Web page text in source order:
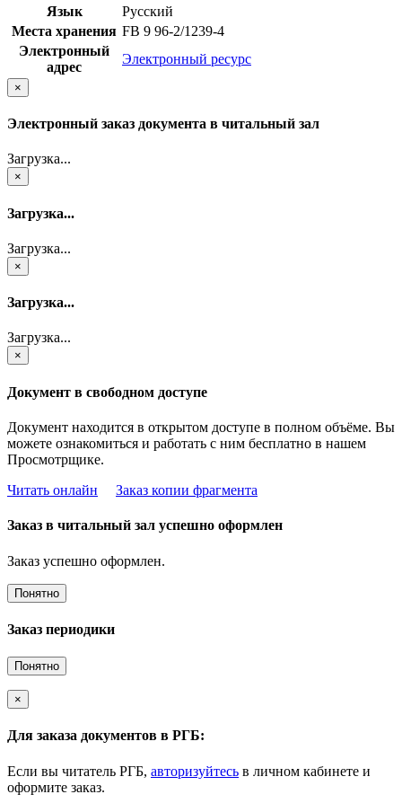
Язык
Русский
Места хранения FB 9 96-2/1239-4
Электронный
адрес
Электронный ресурс
×
Электронный заказ документа в читальный зал
Загрузка...
×
Загрузка...
Загрузка...
×
Загрузка...
Загрузка...
×
Документ в свободном доступе
Документ находится в открытом доступе в полном объёме. Вы
можете ознакомиться и работать с ним бесплатно в нашем
Просмотрщике.
Читать онлайн
Заказ копии фрагмента
Заказ в читальный зал успешно оформлен
Заказ успешно оформлен.
Понятно
Заказ периодики
Понятно
×
Для заказа документов в РГБ:
Если вы читатель РГБ, авторизуйтесь в личном кабинете и
оформите заказ.